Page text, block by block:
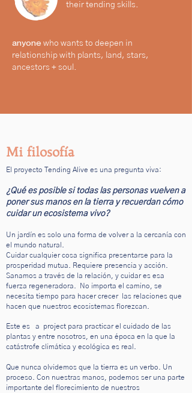
their tending skills.
anyone who wants to deepen in
relationship with plants, land, stars,
ancestors + soul.
Mi filosofía
El proyecto Tending Alive es una pregunta viva:
¿Qué es posible si todas las personas vuelven a
poner sus manos en la tierra y recuerdan cómo
cuidar un ecosistema vivo?
Un jardín es solo una forma de volver a la cercanía con
el mundo natural.
Cuidar cualquier cosa significa presentarse para la
prosperidad mutua. Requiere presencia y acción.
Sanamos a través de la relación, y cuidar es esa
fuerza regeneradora.
No importa el camino, se
necesita tiempo para hacer crecer
las relaciones que
hacen que nuestros ecosistemas florezcan.
Este es a
project para practicar el cuidado de las
plantas y entre nosotros, en una época en la que la
catástrofe climática y ecológica es real.
Que nunca olvidemos que la tierra es un verbo. Un
proceso.
Con nuestras manos, podemos ser una parte
importante del florecimiento de nuestros